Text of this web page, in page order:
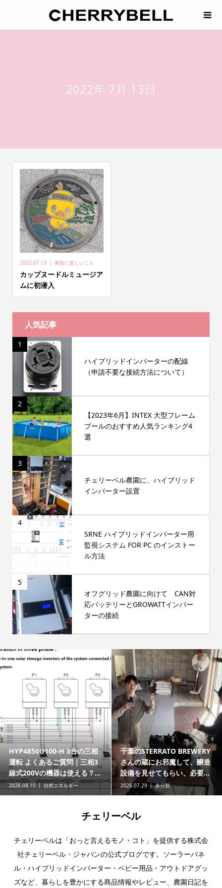
2022年 7月 13日
2022.07.13 家族に楽しいこと
カップヌードルミュージア
ムに初潜入
人気記事
1
ハイブリッドインバーターの配線
（申請不要な接続方法について）
2
【2023年6月】INTEX 大型フレーム
プールのおすすめ人気ランキング4
選
3
チェリーベル農園に、ハイブリッド
インバーター設置
4
SRNE ハイブリッドインバーター用
監視システム FOR PC のインストー
ル方法
5
オフグリッド農園に向けて CAN対
応バッテリーとGROWATTインバー
ターの接続
HYP4850U100-H 3台の三相
運転 よくあるご質問｜三相3
線式200Vの機器は使える？...
2026.08.10 自然エネルギー
千葉のSTERRATO BREWERY
さんの蔵にお邪魔して、醸造
設備を見せてもらい、必要...
2026.07.29 未分類
チェリーベル
チェリーベルは「おっと言えるモノ・コト」を提供する株式会
社チェリーベル・ジャパンの公式ブログです。ソーラーパネ
ル・ハイブリッドインバーター・ベビー用品・アウトドアグッ
ズなど、暮らしを豊かにする商品情報やレビュー、農園日記を